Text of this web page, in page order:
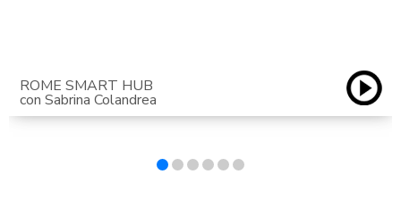
ROME SMART HUB
con Sabrina Colandrea